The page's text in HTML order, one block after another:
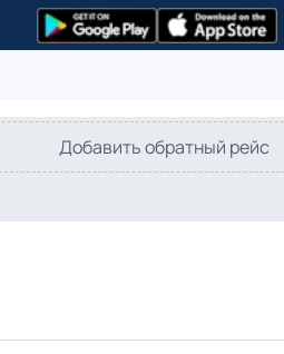
Добавить обратный рейс